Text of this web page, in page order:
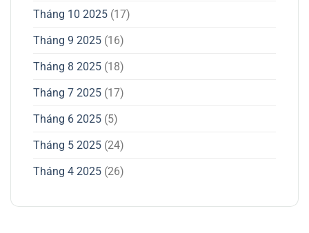
Tháng 10 2025 (17)
Tháng 9 2025 (16)
Tháng 8 2025 (18)
Tháng 7 2025 (17)
Tháng 6 2025 (5)
Tháng 5 2025 (24)
Tháng 4 2025 (26)